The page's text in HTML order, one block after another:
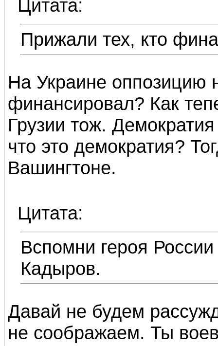
Цитата:
Прижали тех, кто
На Украине оппозицию
финансировал? Как
Грузии тож.
что это демократия?
Вашингтоне.
Цитата:
Вспомни героя
Кадыров.
Давай не будем
не соображаем. Ты